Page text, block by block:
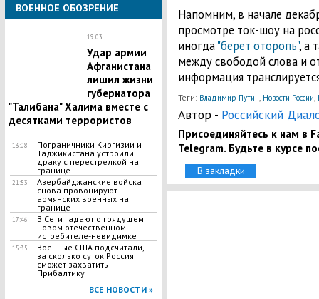
ВОЕННОЕ ОБОЗРЕНИЕ
19:03
Удар армии
Афганистана
лишил жизни
губернатора
"Талибана" Халима вместе с
десятками террористов
13:08
Пограничники Киргизии и
Таджикистана устроили
драку с перестрелкой на
границе
21:53
Азербайджанские войска
снова провоцируют
армянских военных на
границе
17:46
В Сети гадают о грядущем
новом отечественном
истребителе-невидимке
15:35
Военные США подсчитали,
за сколько суток Россия
сможет захватить
Прибалтику
ВСЕ НОВОСТИ »
Напомним, в начале
просмотре ток-шоу на
иногда"берет оторопь", а
между свободой слова и
информация
Теги: Владимир Путин, Новости России,
Автор - Российский
Присоединяйтесь к нам в
Telegram. Будьте в курсе
В закладки